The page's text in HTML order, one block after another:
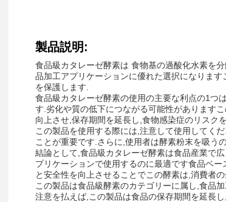
製品説明:
食品級カタレーゼ酵素は 食物基の過酸化水素を
品加工アプリケーションに優れた選択になりま
を保護します.
食品級カタレーゼ酵素の使用の主要な利点の1つ
す.劣化や質の低下につながる可能性があります
向上させ,保存期間を延長し,食物感染症のリスク
この製品を使用する際には,注意して使用してく
ことが重要です.さらに,使用者は酵素粉末を吸う
結論として,食品級カタレーゼ酵素は食品産業で
プリケーションで使用するのに最適です食品ベ
と安全性を向上させることでこの酵素は,消費者
この製品は食品級酵素のカテゴリーに属し,食品
注意を払えば,この製品は食品の保存期間を延長